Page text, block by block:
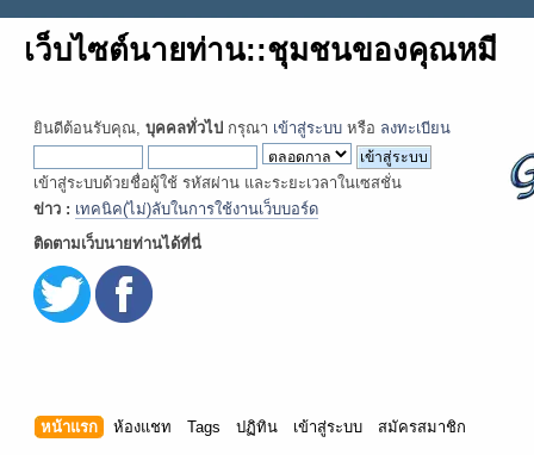
เว็บไซต์นายท่าน::ชุมชนของคุณหมี
ยินดีต้อนรับคุณ, บุคคลทั่วไป กรุณา เข้าสู่ระบบ หรือ ลงทะเบียน
เข้าสู่ระบบด้วยชื่อผู้ใช้ รหัสผ่าน และระยะเวลาในเซสชั่น
ข่าว : เทคนิค(ไม่)ลับในการใช้งานเว็บบอร์ด
ติดตามเว็บนายท่านได้ที่นี่
หน้าแรก ห้องแชท Tags ปฏิทิน เข้าสู่ระบบ สมัครสมาชิก